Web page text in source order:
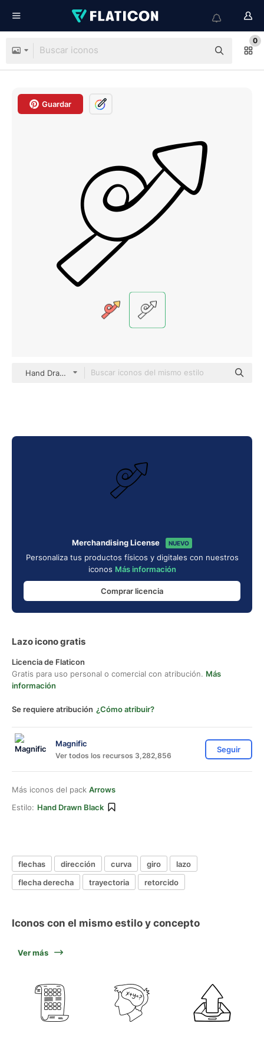
0
Guardar
Hand Drawn Black
Merchandising License NUEVO
Personaliza tus productos físicos y digitales con nuestros
iconos Más información
Comprar licencia
Lazo icono gratis
Licencia de Flaticon
Gratis para uso personal o comercial con atribución. Más
información
Se requiere atribución ¿Cómo atribuir?
Magnific
Ver todos los recursos 3,282,856
Seguir
Más iconos del pack Arrows
Estilo: Hand Drawn Black
flechas dirección curva giro
lazo
flecha derecha
trayectoria retorcido
Iconos con el mismo estilo y concepto
Ver más